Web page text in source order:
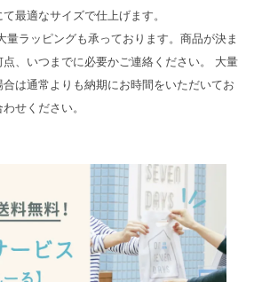
最適なサイズで仕上げます。
ラッピングも承っております。商品が決ま
、いつまでに必要かご連絡ください。 大量
は通常よりも納期にお時間をいただいてお
せください。